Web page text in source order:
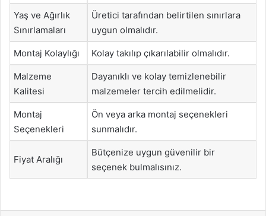
Yaş ve Ağırlık
Sınırlamaları
Üretici tarafından belirtilen sınırlara
uygun olmalıdır.
Montaj Kolaylığı Kolay takılıp çıkarılabilir olmalıdır.
Malzeme
Kalitesi
Dayanıklı ve kolay temizlenebilir
malzemeler tercih edilmelidir.
Montaj
Seçenekleri
Ön veya arka montaj seçenekleri
sunmalıdır.
Fiyat Aralığı
Bütçenize uygun güvenilir bir
seçenek bulmalısınız.